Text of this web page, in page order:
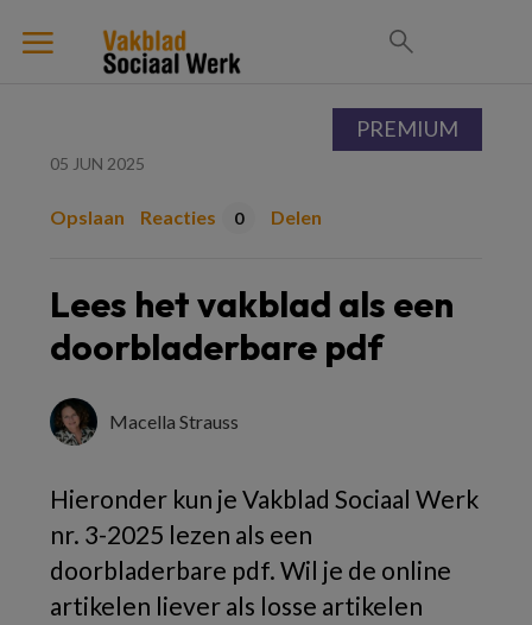
05 JUN 2025
Opslaan Reacties 0 Delen
Lees het vakblad als een
doorbladerbare pdf
Macella Strauss
Hieronder kun je Vakblad Sociaal Werk
nr. 3-2025 lezen als een
doorbladerbare pdf. Wil je de online
artikelen liever als losse artikelen
PREMIUM